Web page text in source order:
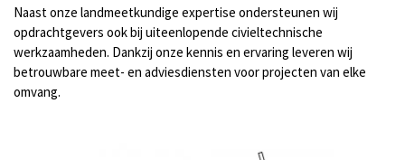
Naast onze landmeetkundige expertise ondersteunen wij
opdrachtgevers ook bij uiteenlopende civieltechnische
werkzaamheden. Dankzij onze kennis en ervaring leveren wij
betrouwbare meet- en adviesdiensten voor projecten van elke
omvang.